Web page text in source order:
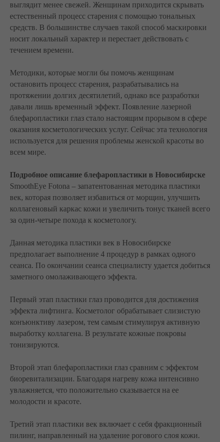
выглядит менее свежей. Женщинам приходится скрывать
естественный процесс старения с помощью тональных
средств. В большинстве случаев такой способ маскировки
носит локальный характер и перестает действовать с
течением времени.
Методики, которые могли бы помочь женщинам
остановить процесс старения, разрабатывались на
протяжении долгих десятилетий, однако все разработки
давали лишь временный эффект. Появление лазерной
блефаропластики глаз стало настоящим прорывом в сфере
оказания косметологических услуг. Сейчас эта технология
используется для решения проблемы женской красоты во
всем мире.
Подробное описание блефаропластики в Новосибирске
SmoothEye Fotona – запатентованная методика пластики
век, которая позволяет избавиться от морщин, улучшить
коллагеновый каркас кожи и увеличить тонус тканей всего
за один-четыре похода к косметологу.
Данная методика пластики век в Новосибирске
предполагает выполнение 4 процедур в рамках одного
сеанса. По окончании сеанса специалисту удается добиться
заметного омолаживающего эффекта.
Первый этап пластики глаз проводится для достижения
эффекта лифтинга. Косметолог обрабатывает слизистую
конъюнктиву лазером, тем самым стимулируя активную
выработку коллагена. В результате кожные покровы
тонизируются.
Второй этап блефаропластики глаз сравним с эффектом
биоревитализации. Благодаря нагреву кожа интенсивно
увлажняется, что положительно сказывается на ее
молодости и красоте.
Третий этап пластики век включает с себя фракционный
пилинг, направленный на удаление рогового слоя кожи.